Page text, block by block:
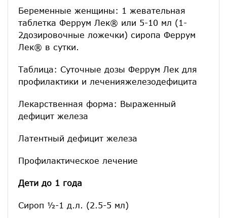
Беременные женщины: 1 жевательная
таблетка Феррум Лек® или 5-10 мл (1-
2дозировочные ложечки) сиропа Феррум
Лек® в сутки.
Таблица: Суточные дозы Феррум Лек для
профилактики и леченияжелезодефицита
Лекарственная форма: Выраженный
дефицит железа
Латентный дефицит железа
Профилакти­ческое лечение
Дети до 1 года
Сироп ½-1 д.л. (2.5-5 мл)